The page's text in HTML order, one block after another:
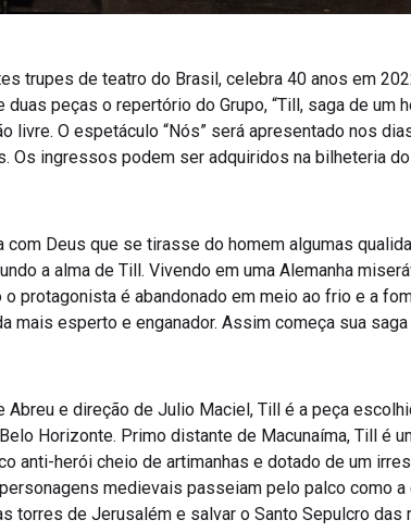
trupes de teatro do Brasil, celebra 40 anos em
peças o repertório do Grupo, “Till, saga de um
livre. O espetáculo “Nós” será apresentado nos
Os ingressos podem ser adquiridos na bilheteria
com Deus que se tirasse do homem algumas
a alma de Till. Vivendo em uma Alemanha
protagonista é abandonado em meio ao frio e a
mais esperto e enganador. Assim começa sua
e direção de Julio Maciel, Till é a peça
Horizonte. Primo distante de Macunaíma, Till é
anti-herói cheio de artimanhas e dotado de um
medievais passeiam pelo palco como
torres de Jerusalém e salvar o Santo Sepulcro